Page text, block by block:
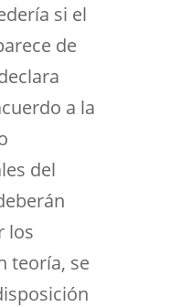
si el
de
a la
del
los
teoría, se